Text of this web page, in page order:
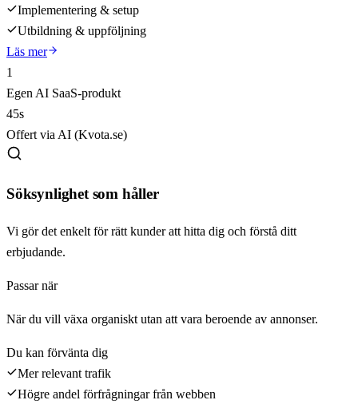
Implementering & setup
Utbildning & uppföljning
Läs mer
1
Egen AI SaaS-produkt
45s
Offert via AI (Kvota.se)
Söksynlighet som håller
Vi gör det enkelt för rätt kunder att hitta dig och förstå ditt
erbjudande.
Passar när
När du vill växa organiskt utan att vara beroende av annonser.
Du kan förvänta dig
Mer relevant trafik
Högre andel förfrågningar från webben